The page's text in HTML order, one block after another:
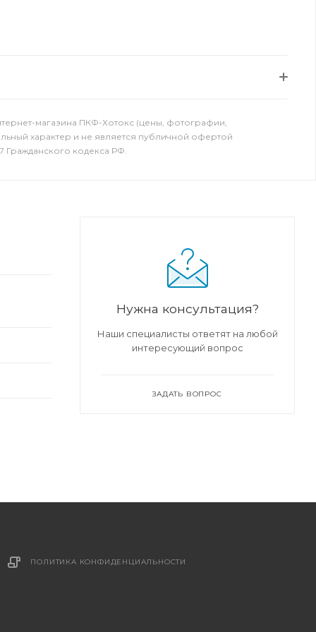
магазина ПКФ-Хотокс (цены, фотографии,
характер и не является публичной офертой
Гражданского кодекса РФ.
Нужна консультация?
Наши специалисты ответят на любой
интересующий вопрос
ЗАДАТЬ ВОПРОС
ПОЛИТИКА КОНФИДЕНЦИАЛЬНОСТИ